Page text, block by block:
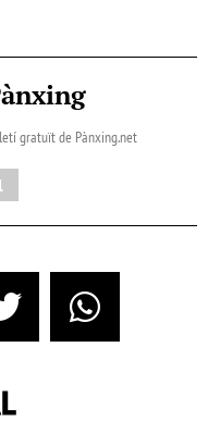
gratuït de Pànxing.net​